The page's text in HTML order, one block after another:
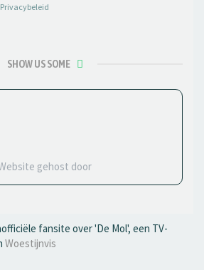
Privacybeleid
SHOW US SOME
gehost door
fansite over 'De Mol', een TV-
Woestijnvis